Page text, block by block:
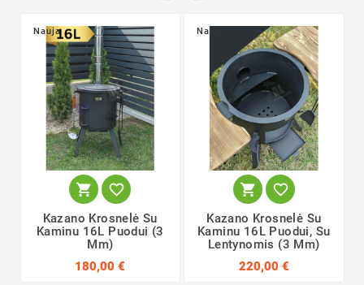
Nauja
 
Kazano Krosnelė Su
Kaminu 16L Puodui (3
Mm)
180,00 €
Nauja
 
Kazano Krosnelė Su
Kaminu 16L Puodui, Su
Lentynomis (3 Mm)
220,00 €